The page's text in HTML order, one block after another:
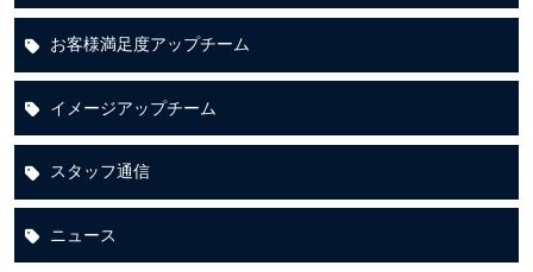
お客様満足度アップチーム
イメージアップチーム
スタッフ通信
ニュース